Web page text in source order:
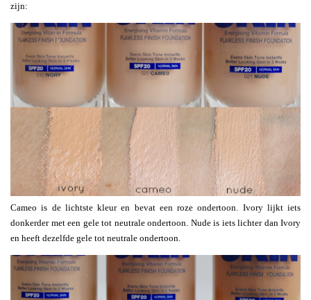
zijn:
Cameo is de lichtste kleur en bevat een roze ondertoon. Ivory lijkt iets
donkerder met een gele tot neutrale ondertoon. Nude is iets lichter dan Ivory
en heeft dezelfde gele tot neutrale ondertoon.